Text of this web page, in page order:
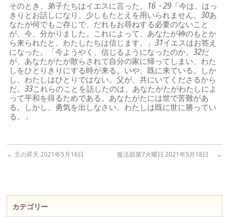
そのとき、弟子たちはイエスに言った。 16・29 「今は、はっ
きりとお話しになり、少しもたとえを用いられません。30あ
なたが何でもご存じで、だれもお尋ねする必要のないこと
が、今、分かりました。これによって、あなたが神のもとか
ら来られたと、わたしたちは信じます。」31イエスはお答え
になった。「今ようやく、信じるようになったのか。32だ
が、あなたがたが散らされて自分の家に帰ってしまい、わた
しをひとりきりにする時が来る。いや、既に来ている。しか
し、わたしはひとりではない。父が、共にいてくださるから
だ。33これらのことを話したのは、あなたがたがわたしによ
って平和を得るためである。あなたがたには世で苦難があ
る。しかし、勇気を出しなさい。わたしは既に世に勝ってい
る。」
← 主の昇天 2021年5月16日 復活節第7火曜日 2021年5月18日 →
カテゴリー